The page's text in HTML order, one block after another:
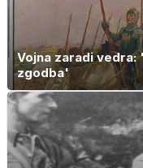
Vojna zaradi
zgodba'